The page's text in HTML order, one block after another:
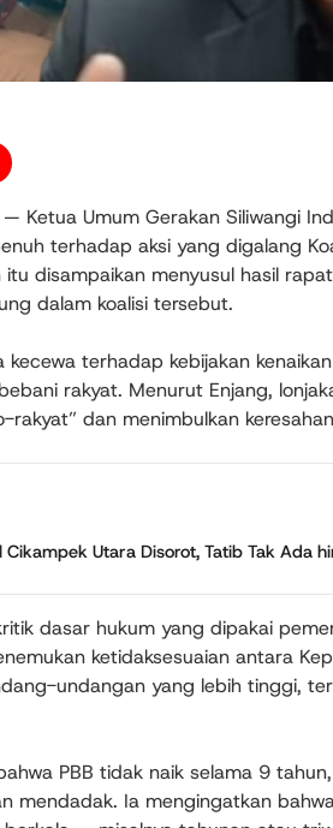
Ketua Umum Gerakan Siliwangi
terhadap aksi yang digalang
itu disampaikan menyusul hasil
dalam koalisi tersebut.
kecewa terhadap kebijakan
rakyat. Menurut Enjang,
rakyat” dan menimbulkan
Cikampek Utara Disorot, Tatib Tak Ada
dasar hukum yang dipakai
ketidaksesuaian antara
undangan yang lebih tinggi,
PBB tidak naik selama 9
mendadak. Ia mengingatkan